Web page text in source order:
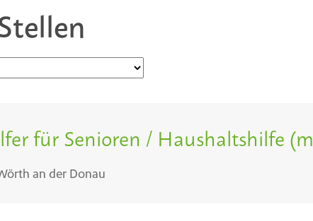
für Senioren / Haushaltshilfe
an der Donau